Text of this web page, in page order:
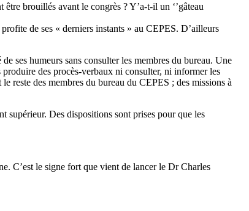
brouillés avant le congrès ? Y’a-t-il un ‘’gâteau
de ses « derniers instants » au CEPES. D’ailleurs
ses humeurs sans consulter les membres du bureau. Une
produire des procès-verbaux ni consulter, ni informer les
reste des membres du bureau du CEPES ; des missions à
supérieur. Des dispositions sont prises pour que les
C’est le signe fort que vient de lancer le Dr Charles